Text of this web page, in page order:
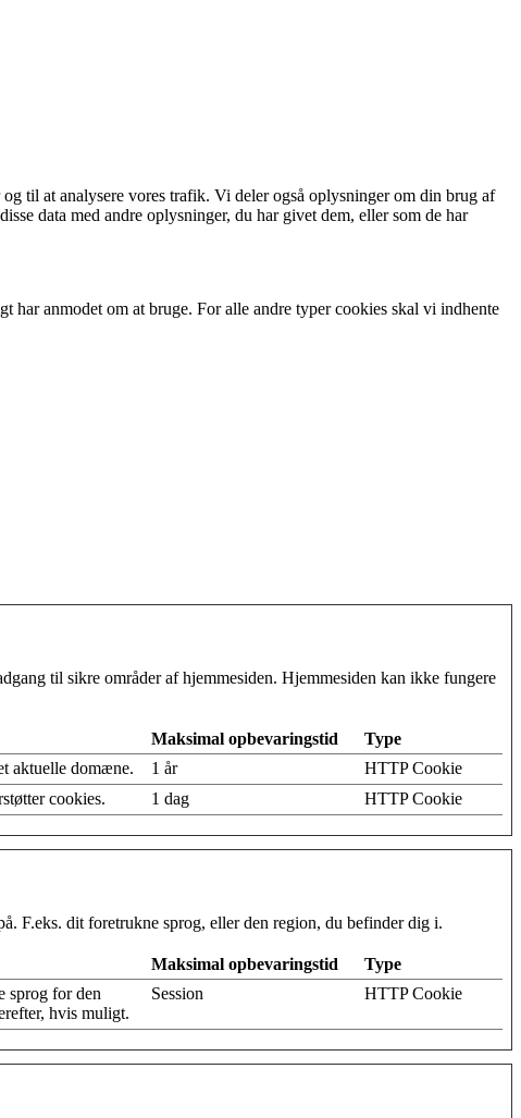
til at analysere vores trafik. Vi deler også oplysninger om din brug af
data med andre oplysninger, du har givet dem, eller som de har
har anmodet om at bruge. For alle andre typer cookies skal vi indhente
til sikre områder af hjemmesiden. Hjemmesiden kan ikke fungere
Maksimal opbevaringstid
Type
aktuelle domæne. 1 år
HTTP Cookie
cookies. 1 dag HTTP Cookie
F.eks. dit foretrukne sprog, eller den region, du befinder dig i.
Maksimal opbevaringstid
Type
sprog for den
hvis muligt.
Session HTTP Cookie